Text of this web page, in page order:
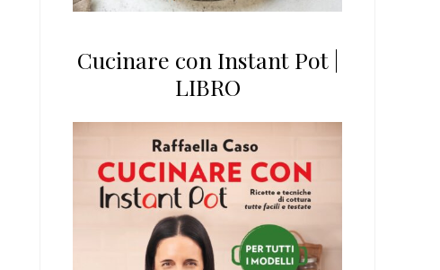
Cucinare con Instant Pot |
LIBRO